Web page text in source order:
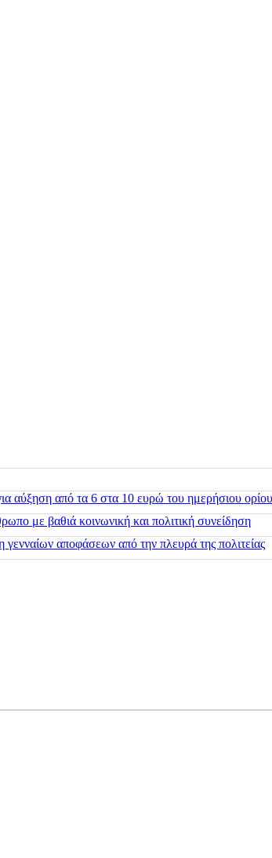
αύξηση από τα 6 στα 10 ευρώ του ημερήσιου
με βαθιά κοινωνική και πολιτική συνείδηση
αποφάσεων από την πλευρά της πολιτείας